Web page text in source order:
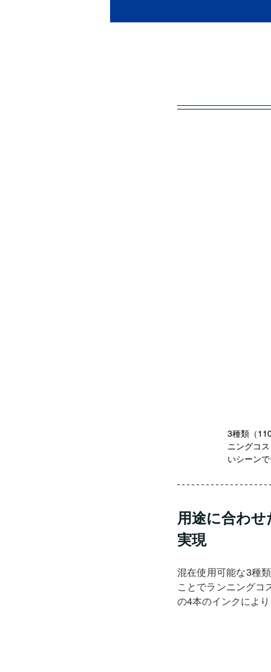
3種類（
ニングコ
いシーン
用途に合わ
実現
混在使用可能な3種
ことでランニングコ
の4本のインクによ